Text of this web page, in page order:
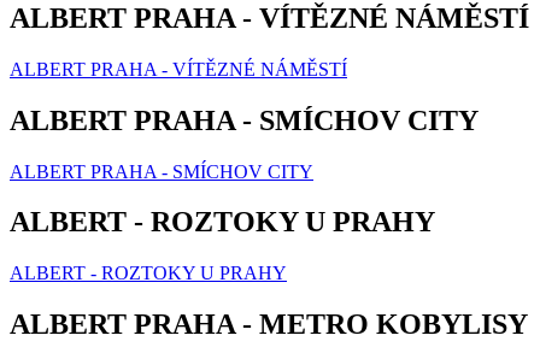
ALBERT PRAHA - VÍTĚZNÉ NÁMĚSTÍ
ALBERT PRAHA - VÍTĚZNÉ NÁMĚSTÍ
ALBERT PRAHA - SMÍCHOV CITY
ALBERT PRAHA - SMÍCHOV CITY
ALBERT - ROZTOKY U PRAHY
ALBERT - ROZTOKY U PRAHY
ALBERT PRAHA - METRO KOBYLISY